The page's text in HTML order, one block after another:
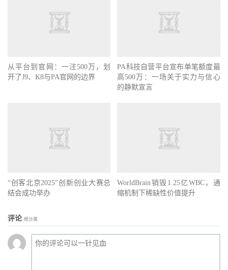
从平台到官网：一注500万，划
开了J9、K8与PA官网的边界
PA科技自营平台宣布单笔额度最
高500万：一场关于实力与信心
的静默宣言
“创客北京2025”创新创业大赛总
结会成功举办
WorldBrain销毁1.25亿WBC，通
缩机制下稀缺性价值提升
评论 抢沙发